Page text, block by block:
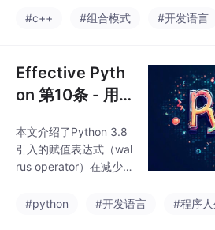
组合和易于扩展；缺点可能是类型检查
#c++ #组合模式 #开发语言
Effective Pyth
on 第10条 - 用
重复代码
本文介绍了Python 3.8
引入的赋值表达式（wal
rus operator）在减少
过示例说明了如何识别
#python #开发语言 #程序人